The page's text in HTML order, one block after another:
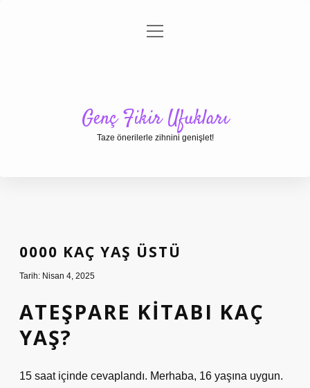
Gizlilik Politikası
menüyü
Genç Fikir Ufukları
Taze önerilerle zihnini genişlet!
0000 KAÇ YAŞ ÜSTÜ
Tarih: Nisan 4, 2025
ATEŞPARE KITABI KAÇ
YAŞ?
15 saat içinde cevaplandı. Merhaba, 16 yaşına uygun.